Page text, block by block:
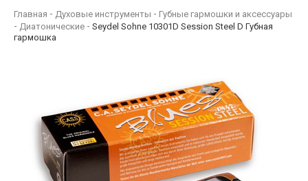
Главная Духовые инструменты
Губные гармошки и аксессуары
Диатонические
Seydel Sohne 10301D Session Steel D Губная
гармошка